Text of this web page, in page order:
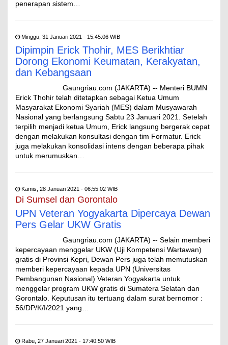
penerapan sistem…
Minggu, 31 Januari 2021 - 15:45:06 WIB
Dipimpin Erick Thohir, MES Berikhtiar
Dorong Ekonomi Keumatan, Kerakyatan,
dan Kebangsaan
Gaungriau.com (JAKARTA) -- Menteri BUMN
Erick Thohir telah ditetapkan sebagai Ketua Umum
Masyarakat Ekonomi Syariah (MES) dalam Musyawarah
Nasional yang berlangsung Sabtu 23 Januari 2021. Setelah
terpilih menjadi ketua Umum, Erick langsung bergerak cepat
dengan melakukan konsultasi dengan tim Formatur. Erick
juga melakukan konsolidasi intens dengan beberapa pihak
untuk merumuskan…
Kamis, 28 Januari 2021 - 06:55:02 WIB
Di Sumsel dan Gorontalo
UPN Veteran Yogyakarta Dipercaya Dewan
Pers Gelar UKW Gratis
Gaungriau.com (JAKARTA) -- Selain memberi
kepercayaan menggelar UKW (Uji Kompetensi Wartawan)
gratis di Provinsi Kepri, Dewan Pers juga telah memutuskan
memberi kepercayaan kepada UPN (Universitas
Pembangunan Nasional) Veteran Yogyakarta untuk
menggelar program UKW gratis di Sumatera Selatan dan
Gorontalo. Keputusan itu tertuang dalam surat bernomor :
56/DP/K/I/2021 yang…
Rabu, 27 Januari 2021 - 17:40:50 WIB